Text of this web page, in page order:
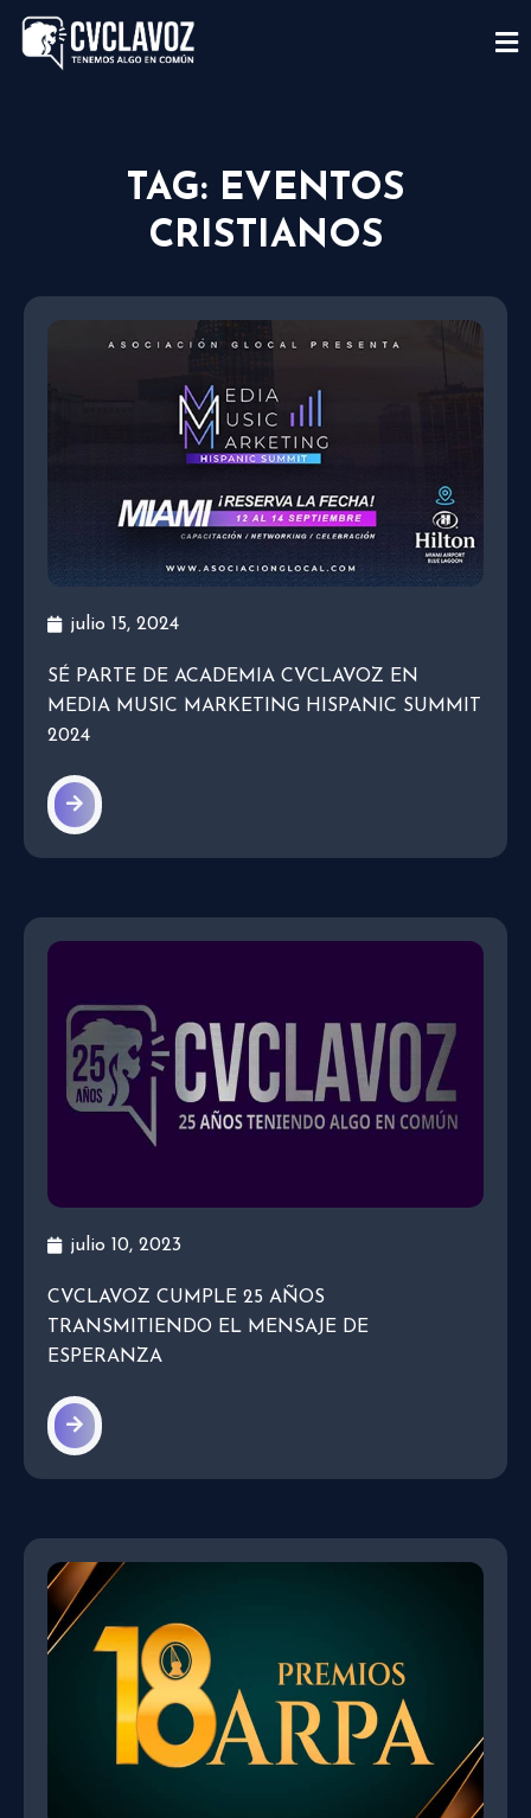
TAG: EVENTOS
CRISTIANOS
julio 15, 2024
SÉ PARTE DE ACADEMIA CVCLAVOZ EN
MEDIA MUSIC MARKETING HISPANIC SUMMIT
2024
julio 10, 2023
CVCLAVOZ CUMPLE 25 AÑOS
TRANSMITIENDO EL MENSAJE DE
ESPERANZA